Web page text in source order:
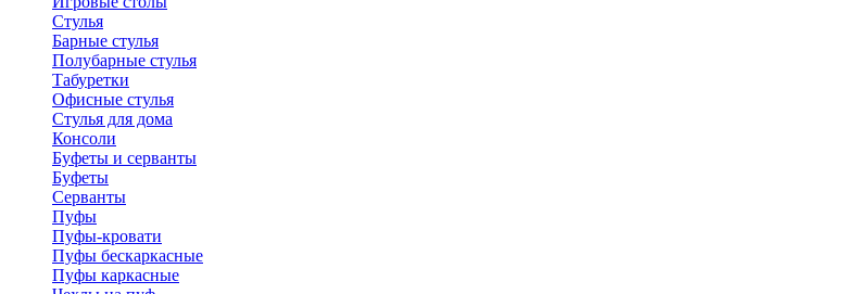
Стулья
Барные стулья
Полубарные стулья
Табуретки
Офисные стулья
Стулья для дома
Консоли
Буфеты и серванты
Буфеты
Серванты
Пуфы
Пуфы-кровати
Пуфы бескаркасные
Пуфы каркасные